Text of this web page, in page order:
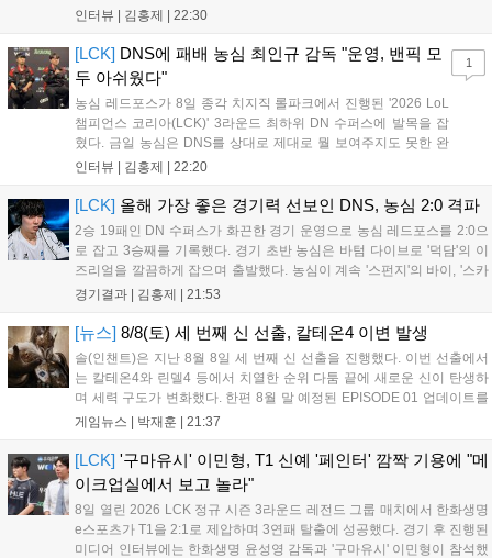
다. 먼저 오랜만의 2:0 완승에 대해 '두두'는 "진짜 오랜만에 거둔 2:0 승
인터뷰 | 김홍제 | 22:30
[LCK] DNS에 패배 농심 최인규 감독 "운영, 밴픽 모
두 아쉬웠다"
농심 레드포스가 8일 종각 치지직 롤파크에서 진행된 '2026 LoL
챔피언스 코리아(LCK)' 3라운드 최하위 DN 수퍼스에 발목을 잡
혔다. 금일 농심은 DNS를 상대로 제대로 뭘 보여주지도 못한 완
패를 당하고 말았다. 이하 농심 레드포스 최인규 감독과 '리헨즈'
인규 감독 : 모든 경...
인터뷰 | 김홍제 | 22:20
1
[LCK] 올해 가장 좋은 경기력 선보인 DNS, 농심 2:0 격파
2승 19패인 DN 수퍼스가 화끈한 경기 운영으로 농심 레드포스를 2:0으
로 잡고 3승째를 기록했다. 경기 초반 농심은 바텀 다이브로 '덕담'의 이
즈리얼을 깔끔하게 잡으며 출발했다. 농심이 계속 '스펀지'의 바이, '스카
웃'의 신드라가 맹활약하며 초반부터 잡은 주도권을 계속 잘 굴렸다.
었...
경기결과 | 김홍제 | 21:53
[뉴스] 8/8(토) 세 번째 신 선출, 칼테온4 이변 발생
솔(인챈트)은 지난 8월 8일 세 번째 신 선출을 진행했다. 이번 선출에서
는 칼테온4와 린델4 등에서 치열한 순위 다툼 끝에 새로운 신이 탄생하
며 세력 구도가 변화했다. 한편 8월 말 예정된 EPISODE 01 업데이트를
통해 월드 콘텐츠가 추가될 예정이며, 이를 통해 추후 주신 및 절대신에
더욱 가속화될 전망이다....
게임뉴스 | 박재훈 | 21:37
[LCK] '구마유시' 이민형, T1 신예 '페인터' 깜짝 기용에 "메
이크업실에서 보고 놀라"
8일 열린 2026 LCK 정규 시즌 3라운드 레전드 그룹 매치에서 한화생명
e스포츠가 T1을 2:1로 제압하며 3연패 탈출에 성공했다. 경기 후 진행된
미디어 인터뷰에는 한화생명 윤성영 감독과 '구마유시' 이민형이 참석했